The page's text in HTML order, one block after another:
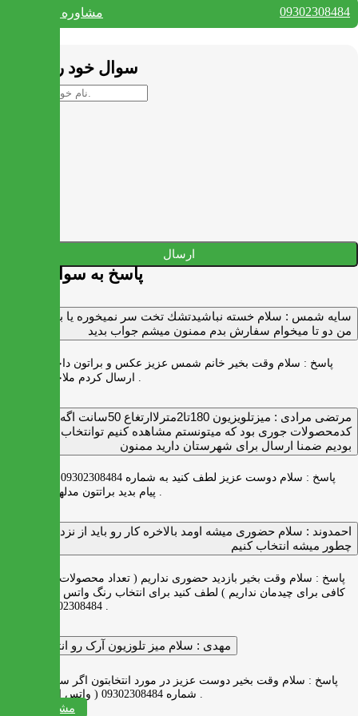
مشاوره واتس آپ 09302308484
سوال خود را بپرسید
ارسال
پاسخ به سوالات شما
سايه شمس : سلام خسته نباشيدتشك تخت سر نميخوره يا برنميگرده
من دو تا ميخوام سفارش بدم ممنون ميشم جواب بديد
پاسخ : سلام وقت بخیر خانم شمس عزیز عکس و براتون داخل واتس اپ
مرتضی مرادی :
میزتلویزیون 180تا2مترلاارتغاع 50سانت اگه
کدمحصولات جوری بود که میتونستم مشاهده کنیم توانتخاب راحت‌تر
بودیم ضمنا ارسال برای شهرستان دارید ممنون
پاسخ :
پیام بدید براتتون مدلها رو بفرستیم .
احمدوند : سلام حضوری میشه اومد بالاخره کار رو باید از نزدیک دید
چطور میشه انتخاب کنیم
پاسخ : سلام وقت بخیر بازدید حضوری نداریم ( تعداد محصولات زیاد و فضای
کافی برای چیدمان نداریم ) لطف کنید برای انتخاب رنگ واتس اپ به شماره
مهدی : سلام میز تلوزیون آرک رو انتخاب کردم
پاسخ : سلام وقت بخیر دوست عزیز در مورد انتخابتون اگر سوالی دارید به
شماره 09302308484 ( واتس اپ ) پیام بدید .
مشاهده همه